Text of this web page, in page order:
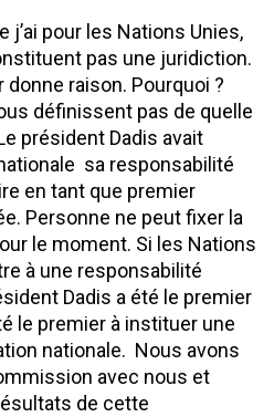
pour les Nations Unies,
pas une juridiction.
raison. Pourquoi ?
définissent pas de quelle
président Dadis avait
sa responsabilité
en tant que premier
Personne ne peut fixer la
le moment. Si les Nations
à une responsabilité
Dadis a été le premier
le premier à instituer une
nationale. Nous avons
avec nous et
de cette